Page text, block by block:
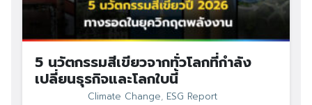
5 นวัตกรรมสีเขียวจากทั่วโลกที่กำลัง
เปลี่ยนธุรกิจและโลกใบนี้
Climate Change, ESG Report